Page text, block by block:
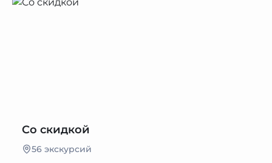
Со скидкой
56 экскурсий